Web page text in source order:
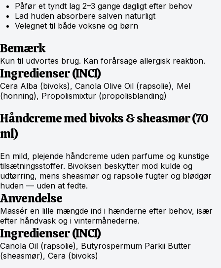
Påfør et tyndt lag 2–3 gange dagligt efter behov
Lad huden absorbere salven naturligt
Velegnet til både voksne og børn
Bemærk
Kun til udvortes brug. Kan forårsage allergisk reaktion.
Ingredienser (INCI)
Cera Alba (bivoks), Canola Olive Oil (rapsolie), Mel
(honning), Propolismixtur (propolisblanding)
Håndcreme med bivoks & sheasmør (70
ml)
En mild, plejende håndcreme uden parfume og kunstige
tilsætningsstoffer. Bivoksen beskytter mod kulde og
udtørring, mens sheasmør og rapsolie fugter og blødgør
huden — uden at fedte.
Anvendelse
Massér en lille mængde ind i hænderne efter behov, især
efter håndvask og i vintermånederne.
Ingredienser (INCI)
Canola Oil (rapsolie), Butyrospermum Parkii Butter
(sheasmør), Cera (bivoks)